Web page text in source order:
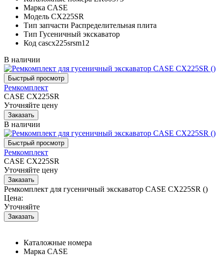
Марка CASE
Модель CX225SR
Тип запчасти Распределительная плита
Тип Гусеничный экскаватор
Код cascx225srsm12
В наличии
Ремкомплект
CASE CX225SR
Уточняйте цену
В наличии
Ремкомплект
CASE CX225SR
Уточняйте цену
Ремкомплект для гусеничный экскаватор CASE CX225SR ()
Цена:
Уточняйте
Каталожные номера
Марка CASE